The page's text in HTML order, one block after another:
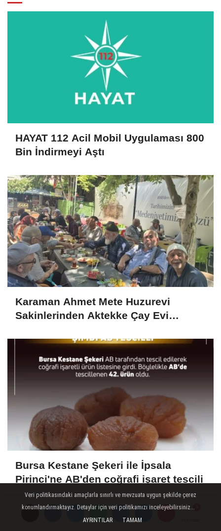
HAYAT 112 Acil Mobil Uygulaması 800
Bin İndirmeyi Aştı
Karaman Ahmet Mete Huzurevi
Sakinlerinden Aktekke Çay Evi
Bursa Kestane Şekeri ile İpsala
Pirinci'ne AB'den coğrafi işaret tescili
Veri politikasındaki amaçlarla sınırlı ve mevzuata uygun şekilde çerez
konumlandırmaktayız. Detaylar için veri politikamızı inceleyebilirsiniz...
AYRINTILAR
TAMAM